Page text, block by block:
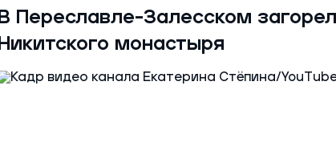
Новый Уренгой
Приуральский район
В Переславле-Залесском
Никитского монастыря